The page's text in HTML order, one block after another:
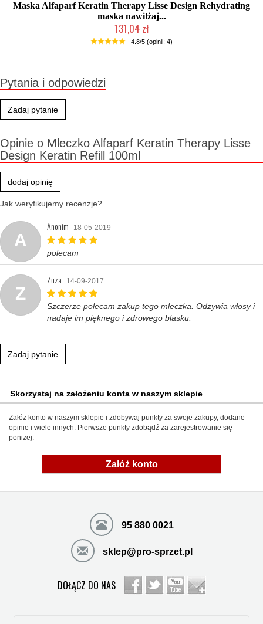
Maska Alfaparf Keratin Therapy Lisse Design Rehydrating
maska nawilżaj...
131,04 zł
2-5 dni roboczych
4.8/5 (opinii: 4)
Pytania i odpowiedzi
Zadaj pytanie
Opinie o Mleczko Alfaparf Keratin Therapy Lisse
Design Keratin Refill 100ml
dodaj opinię
Jak weryfikujemy recenzje?
A
Anonim 18-05-2019
polecam
Z
Zuza 14-09-2017
Szczerze polecam zakup tego mleczka. Odżywia włosy i
nadaje im pięknego i zdrowego blasku.
Zadaj pytanie
Skorzystaj na założeniu konta w naszym sklepie
Załóż konto w naszym sklepie i zdobywaj punkty za swoje zakupy, dodane
opinie i wiele innych. Pierwsze punkty zdobądź za zarejestrowanie się
poniżej:
Załóż konto
95 880 0021
sklep@pro-sprzet.pl
DOŁĄCZ DO NAS